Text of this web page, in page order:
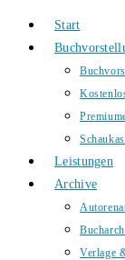
durchsuchen
Start
Leistungen
Archive
Verlage